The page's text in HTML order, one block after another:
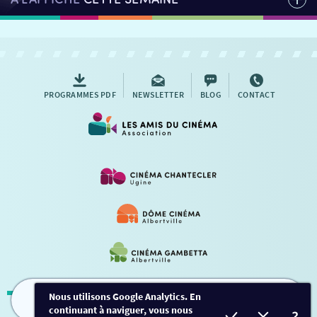
FILMS HORAIRES EVÈNEMENTS TARIFS
PROGRAMMES PDF NEWSLETTER BLOG CONTACT
Mentions légales Contact
Nous utilisons Google Analytics. En
continuant à naviguer, vous nous